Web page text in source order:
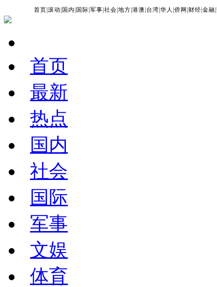
首页 |滚动 国内 国际 |军事 |社会 |地方 |港澳 台湾 |华人 |侨网 财经 |金融 |
首页
最新
热点
国内
社会
国际
军事
文娱
体育